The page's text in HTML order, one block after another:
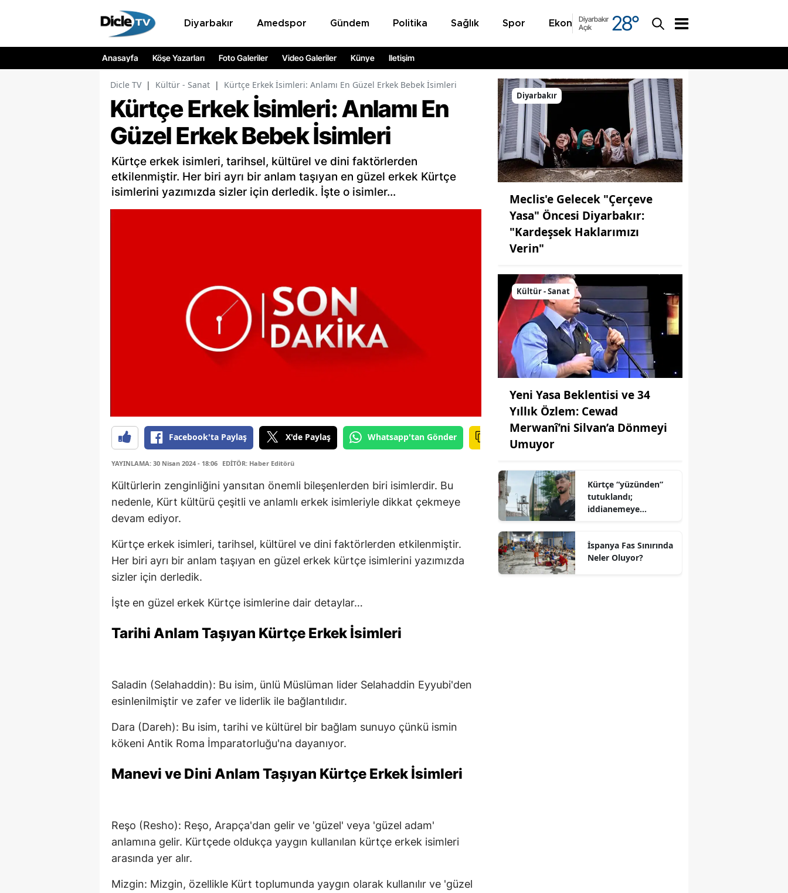
Diyarbakır Amedspor Gündem Politika Sağlık Spor Ekonomi Asayiş
Diyarbakır
Açık
28°
Anasayfa Köşe Yazarları Foto Galeriler Video Galeriler Künye İletişim
Dicle TV | Kültür - Sanat | Kürtçe Erkek İsimleri: Anlamı En Güzel Erkek Bebek İsimleri
Kürtçe Erkek İsimleri: Anlamı En
Güzel Erkek Bebek İsimleri
Kürtçe erkek isimleri, tarihsel, kültürel ve dini faktörlerden
etkilenmiştir. Her biri ayrı bir anlam taşıyan en güzel erkek Kürtçe
isimlerini yazımızda sizler için derledik. İşte o isimler...
Facebook'ta Paylaş X'de Paylaş Whatsapp'tan Gönder
YAYINLAMA: 30 Nisan 2024 - 18:06 EDİTÖR: Haber Editörü
Kültürlerin zenginliğini yansıtan önemli bileşenlerden biri isimlerdir. Bu
nedenle, Kürt kültürü çeşitli ve anlamlı erkek isimleriyle dikkat çekmeye
devam ediyor.
Kürtçe erkek isimleri, tarihsel, kültürel ve dini faktörlerden etkilenmiştir.
Her biri ayrı bir anlam taşıyan en güzel erkek kürtçe isimlerini yazımızda
sizler için derledik.
İşte en güzel erkek Kürtçe isimlerine dair detaylar…
Tarihi Anlam Taşıyan Kürtçe Erkek İsimleri
Saladin (Selahaddin): Bu isim, ünlü Müslüman lider Selahaddin Eyyubi'den
esinlenilmiştir ve zafer ve liderlik ile bağlantılıdır.
Dara (Dareh): Bu isim, tarihi ve kültürel bir bağlam sunuyo çünkü ismin
kökeni Antik Roma İmparatorluğu'na dayanıyor.
Manevi ve Dini Anlam Taşıyan Kürtçe Erkek İsimleri
Reşo (Resho): Reşo, Arapça'dan gelir ve 'güzel' veya 'güzel adam'
anlamına gelir. Kürtçede oldukça yaygın kullanılan kürtçe erkek isimleri
arasında yer alır.
Mizgin: Mizgin, özellikle Kürt toplumunda yaygın olarak kullanılır ve 'güzel
Diyarbakır
Meclis'e Gelecek "Çerçeve
Yasa" Öncesi Diyarbakır:
"Kardeşsek Haklarımızı
Verin"
Kültür - Sanat
Yeni Yasa Beklentisi ve 34
Yıllık Özlem: Cewad
Merwanî’ni Silvan’a Dönmeyi
Umuyor
Kürtçe “yüzünden”
tutuklandı;
iddianemeye
İspanya Fas Sınırında
Neler Oluyor?